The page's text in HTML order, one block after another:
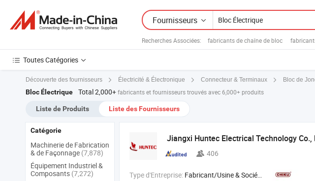
Fournisseurs
Recherches Associées: fabricants de chaîne de bloc
Toutes Catégories
Découverte des fournisseurs Électricité & Électronique Connecteur & Terminaux Bloc de
Bloc Électrique Total 2,000+fabricants et fournisseurs trouvés avec 6,000+ produits
Liste de Produits Liste des Fournisseurs
Jiangxi Huntec Electrical Technology Co.,
406
Type d'Entreprise: Fabricant/Usine & Société Commerciale
Catégorie
Machinerie de Fabrication
& de Façonnage (7,878)
Équipement Industriel &
Composants (7,272)